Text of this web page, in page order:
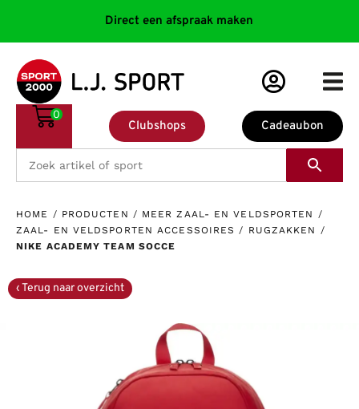
Direct een afspraak maken
Cadeaubon
Clubshops
0
HOME / PRODUCTEN / MEER ZAAL- EN VELDSPORTEN /
ZAAL- EN VELDSPORTEN ACCESSOIRES / RUGZAKKEN /
NIKE ACADEMY TEAM SOCCE